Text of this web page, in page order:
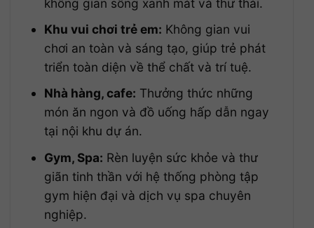
không gian sống xanh mát và thư thái.
Khu vui chơi trẻ em: Không gian vui
chơi an toàn và sáng tạo, giúp trẻ phát
triển toàn diện về thể chất và trí tuệ.
Nhà hàng, cafe: Thưởng thức những
món ăn ngon và đồ uống hấp dẫn ngay
tại nội khu dự án.
Gym, Spa: Rèn luyện sức khỏe và thư
giãn tinh thần với hệ thống phòng tập
gym hiện đại và dịch vụ spa chuyên
nghiệp.